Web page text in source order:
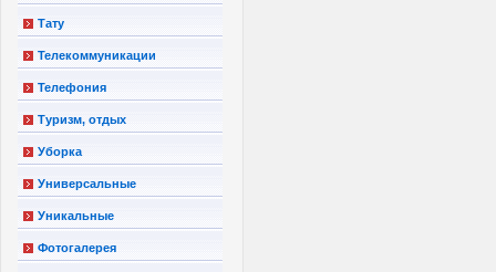
Тату
Телекоммуникации
Телефония
Туризм, отдых
Уборка
Универсальные
Уникальные
Фотогалерея